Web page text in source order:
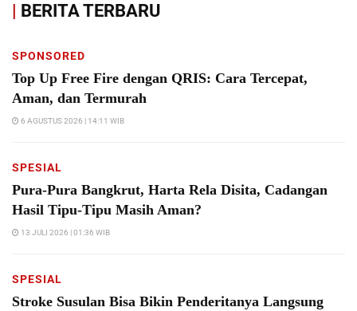
| BERITA TERBARU
SPONSORED
Top Up Free Fire dengan QRIS: Cara Tercepat,
Aman, dan Termurah
6 AGUSTUS 2026 | 14:11 WIB
SPESIAL
Pura-Pura Bangkrut, Harta Rela Disita, Cadangan
Hasil Tipu-Tipu Masih Aman?
13 JULI 2026 | 01:36 WIB
SPESIAL
Stroke Susulan Bisa Bikin Penderitanya Langsung